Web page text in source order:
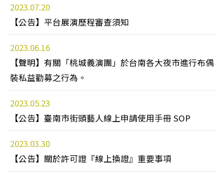
2023.07.20
【公告】平台展演歷程審查須知
2023.06.16
【聲明】有關「桃城義演團」於台南各大夜市進行布偶
裝私益勸募之行為。
2023.05.23
【公告】臺南市街頭藝人線上申請使用手冊 SOP
2023.03.30
【公告】關於許可證『線上換證』重要事項